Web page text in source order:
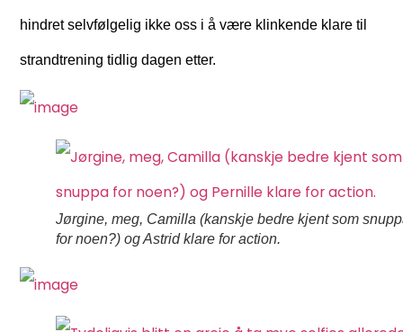
hindret selvfølgelig ikke oss i å være klinkende klare til
strandtrening tidlig dagen etter.
Jørgine, meg, Camilla (kanskje bedre kjent som
for noen?) og Astrid klare for action.